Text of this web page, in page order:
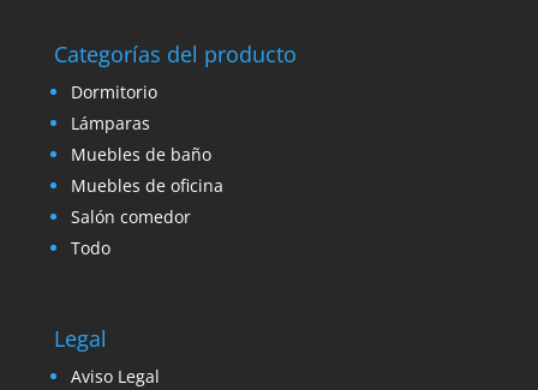
Categorías del producto
Dormitorio
Lámparas
Muebles de baño
Muebles de oficina
Salón comedor
Todo
Legal
Aviso Legal